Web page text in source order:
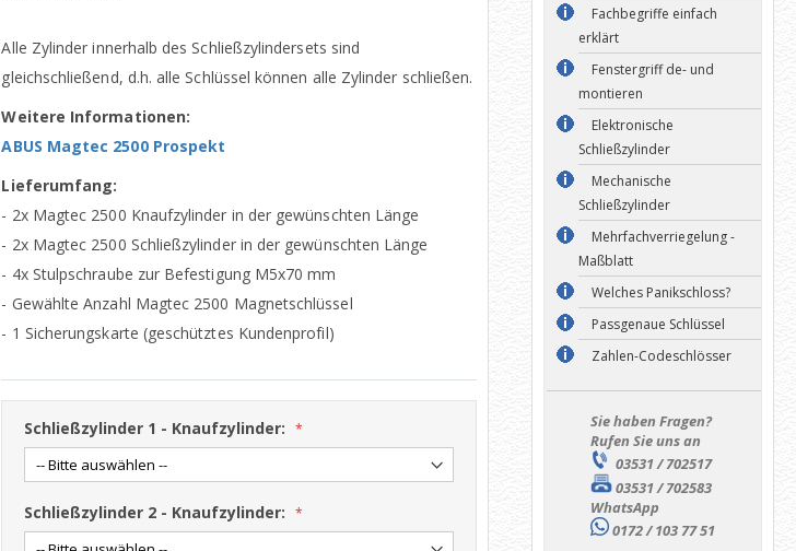
Alle Zylinder innerhalb des Schließzylindersets sind
gleichschließend, d.h. alle Schlüssel können alle Zylinder schließen.
Weitere Informationen:
ABUS Magtec 2500 Prospekt
Lieferumfang:
- 2x Magtec 2500 Knaufzylinder in der gewünschten Länge
- 2x Magtec 2500 Schließzylinder in der gewünschten Länge
- 4x Stulpschraube zur Befestigung M5x70 mm
- Gewählte Anzahl Magtec 2500 Magnetschlüssel
- 1 Sicherungskarte (geschütztes Kundenprofil)
Schließzylinder 1 - Knaufzylinder:
Schließzylinder 2 - Knaufzylinder:
Fachbegriffe einfach
erklärt
Fenstergriff de- und
montieren
Elektronische
Schließzylinder
Mechanische
Schließzylinder
Mehrfachverriegelung -
Maßblatt
Welches Panikschloss?
Passgenaue Schlüssel
Zahlen-Codeschlösser
Sie haben Fragen?
Rufen Sie uns an
03531 / 702517
03531 / 702583
WhatsApp
0172 / 103 77 51